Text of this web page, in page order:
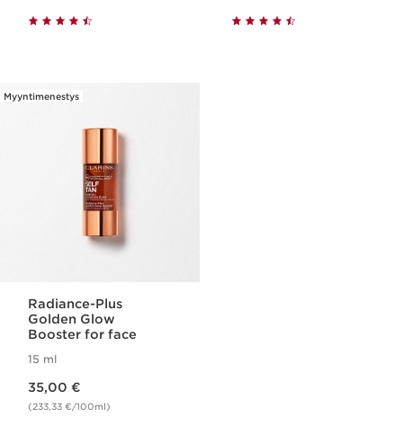
Myyntimenestys
Radiance-Plus
Golden Glow
Booster for face
15 ml
35,00 €
(233,33 €/100ml)